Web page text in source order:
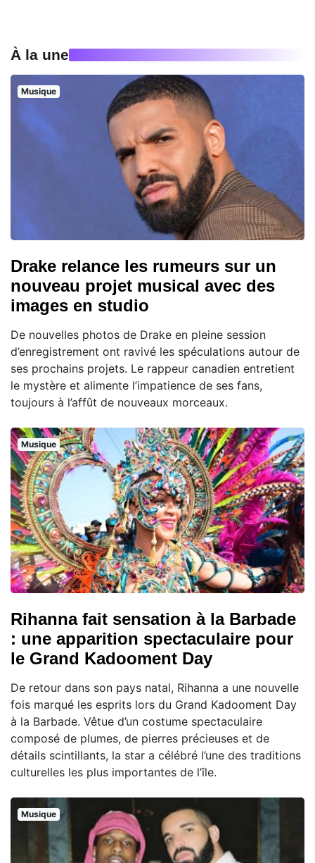
À la une
Musique
Drake relance les rumeurs sur un
nouveau projet musical avec des
images en studio
De nouvelles photos de Drake en pleine session
d’enregistrement ont ravivé les spéculations autour de
ses prochains projets. Le rappeur canadien entretient
le mystère et alimente l’impatience de ses fans,
toujours à l’affût de nouveaux morceaux.
Musique
Rihanna fait sensation à la Barbade
: une apparition spectaculaire pour
le Grand Kadooment Day
De retour dans son pays natal, Rihanna a une nouvelle
fois marqué les esprits lors du Grand Kadooment Day
à la Barbade. Vêtue d’un costume spectaculaire
composé de plumes, de pierres précieuses et de
détails scintillants, la star a célébré l’une des traditions
culturelles les plus importantes de l’île.
Musique